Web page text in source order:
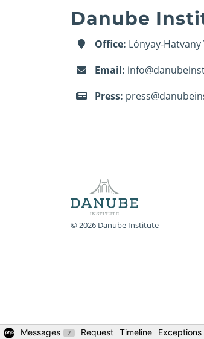
Danube
Office: Lónyay-Hatvany
Email:
Press:
© 2026 Danube Institute
Messages 2 Request Timeline Exceptions